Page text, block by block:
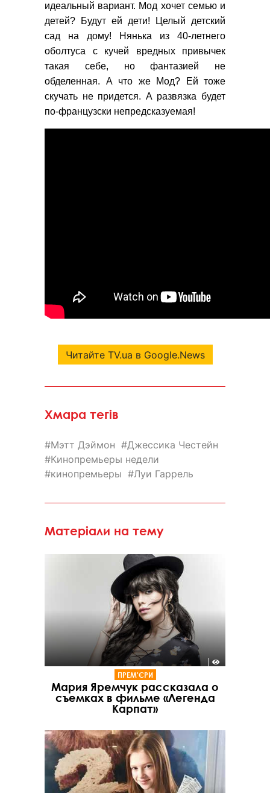
идеальный вариант. Мод хочет семью и
детей? Будут ей дети! Целый детский
сад на дому! Нянька из 40-летнего
оболтуса с кучей вредных привычек
такая себе, но фантазией не
обделенная. А что же Мод? Ей тоже
скучать не придется. А развязка будет
по-французски непредсказуемая!
Читайте TV.ua в Google.News
Хмара тегів
Мэтт Дэймон
Джессика Честейн
Кинопремьеры недели
кинопремьеры
Луи Гаррель
Матеріали на тему
ПРЕМ'ЄРИ
Мария Яремчук рассказала о
съемках в фильме «Легенда
Карпат»